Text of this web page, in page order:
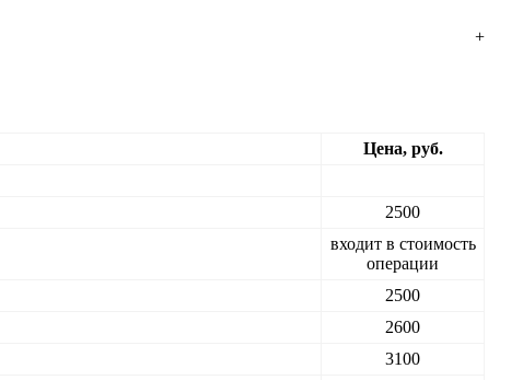
+
Цена, руб.
2500
входит в стоимость
операции
2500
2600
3100